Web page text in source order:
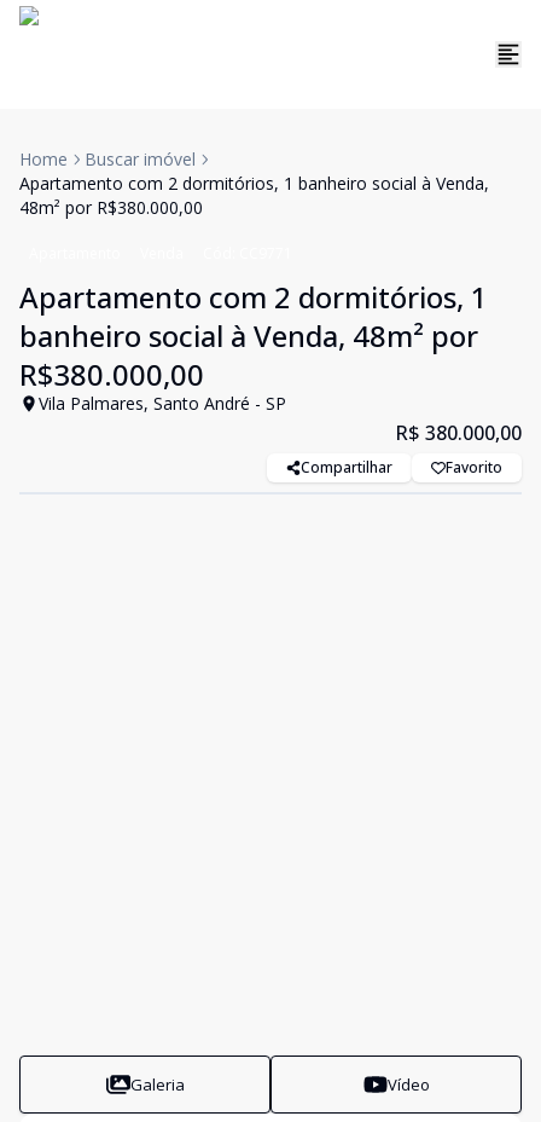
Home
Buscar imóvel
Apartamento com 2 dormitórios, 1 banheiro social à Venda,
48m² por R$380.000,00
Apartamento com 2 dormitórios, 1
banheiro social à Venda, 48m² por
R$380.000,00
Vila Palmares, Santo André - SP
R$ 380.000,00
Compartilhar Favorito
Galeria Vídeo